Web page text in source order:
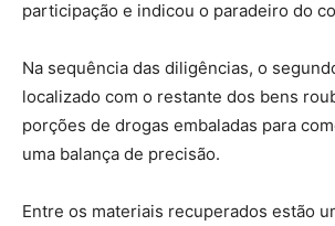
participação e indicou o paradeiro do
Na sequência das diligências, o
localizado com o restante dos bens
porções de drogas embaladas para
uma balança de precisão.
Entre os materiais recuperados estão